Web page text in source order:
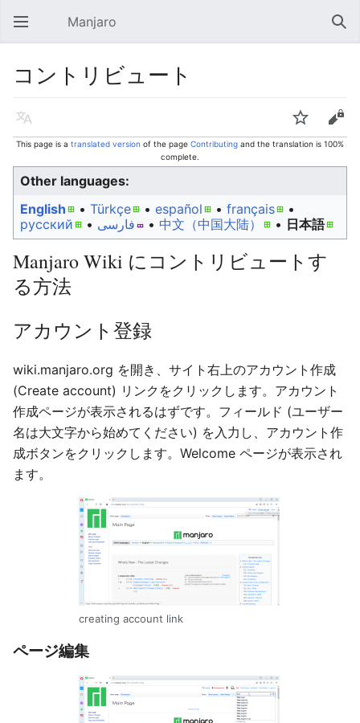
Open main menu Manjaro
コントリビュート
Language Watch Edit
This page is a translated version of the page Contributing and the translation is 100%
complete.
Other languages:
English
• ‎ Türkçe • ‎ español • ‎ français
•
русский • ‎ فارسی • ‎ 中文（中国大陆）‎ • ‎ 日本語
Manjaro Wiki にコントリビュートす
る方法
アカウント登録
wiki.manjaro.org を開き、サイト右上のアカウント作成
(Create account) リンクをクリックします。アカウント
作成ページが表示されるはずです。フィールド (ユーザー
名は大文字から始めてください) を入力し、アカウント作
成ボタンをクリックします。Welcome ページが表示され
ます。
creating account link
ページ編集